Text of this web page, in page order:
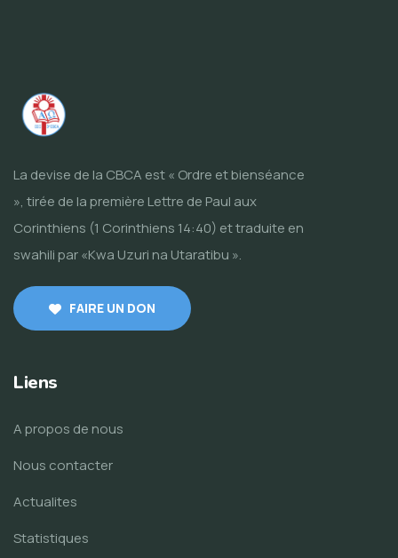
La devise de la CBCA est « Ordre et bienséance
», tirée de la première Lettre de Paul aux
Corinthiens (1 Corinthiens 14:40) et traduite en
swahili par «Kwa Uzuri na Utaratibu ».
FAIRE UN DON
Liens
A propos de nous
Nous contacter
Actualites
Statistiques